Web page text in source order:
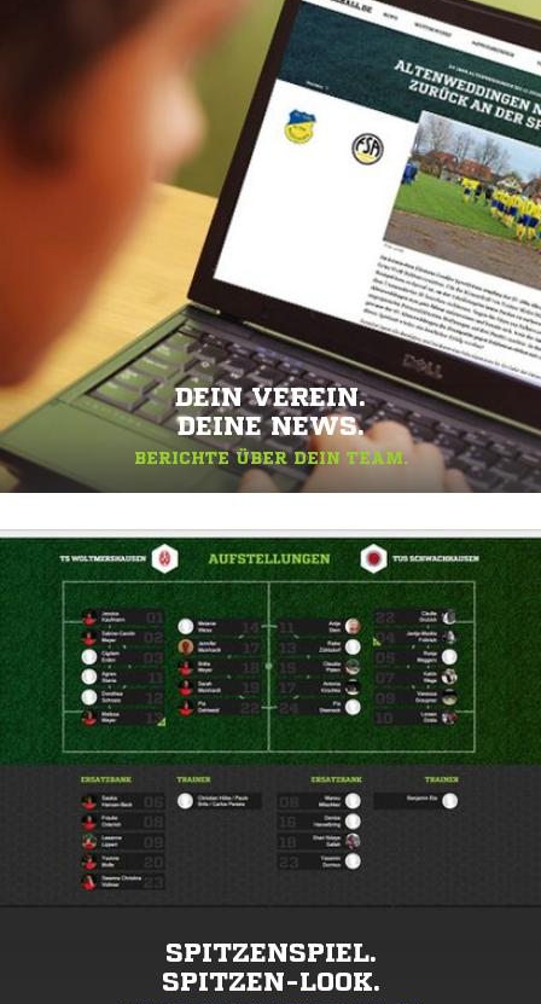
DEIN VEREIN.
DEINE NEWS.
BERICHTE ÜBER DEIN TEAM.
SPITZENSPIEL.
SPITZEN-LOOK.